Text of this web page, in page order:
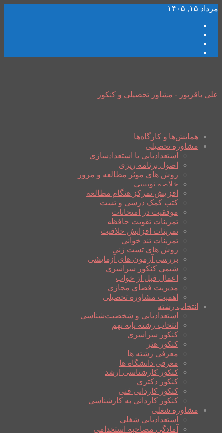
مرداد ۱۵, ۱۴۰۵
علی باقرپور - مشاور تحصیلی و کنکور
همایش‌ها و کارگاه‌ها
مشاوره تحصیلی
استعدادیابی یا استعدادسازی
اصول برنامه ریزی
روش های موثر مطالعه و مرور
خلاصه نویسی
افزایش تمرکز هنگام مطالعه
کتب کمک درسی و تست
موفقیت در امتحانات
تمرینات تقویت حافظه
تمرینات افزایش خلاقیت
تمرینات تند خوانی
روش های تست زنی
بررسی آزمون های آزمایشی
شیمی کنکور سراسری
اعمال قبل از خواب
مدیریت فضای مجازی
اهمیت مشاوره تحصیلی
انتخاب رشته
استعدادیابی و شخصیت‌شناسی
انتخاب رشته پایه نهم
کنکور سراسری
کنکور هنر
معرفی رشته ها
معرفی دانشگاه ها
کنکور کارشناسی ارشد
کنکور دکتری
کنکور کاردانی فنی
کنکور کاردانی به کارشناسی
مشاوره شغلی
استعدادیابی شغلی
آمادگی مصاحبه استخدامی